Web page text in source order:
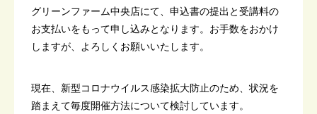
グリーンファーム中央店にて、申込書の提出と受講料の
お支払いをもって申し込みとなります。お手数をおかけ
しますが、よろしくお願いいたします。
現在、新型コロナウイルス感染拡大防止のため、状況を
踏まえて毎度開催方法について検討しています。